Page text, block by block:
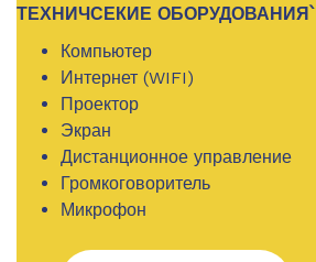
ТЕХНИЧСЕКИЕ ОБОРУДОВАНИЯ՝
Компьютер
Интернет (WIFI)
Проектор
Экран
Дистанционное управление
Громкоговоритель
Микрофон